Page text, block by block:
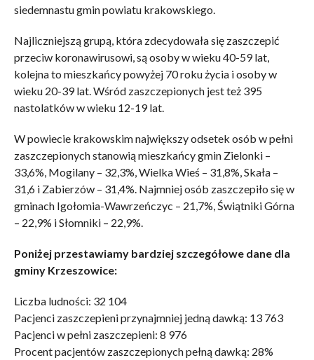
siedemnastu gmin powiatu krakowskiego.
Najliczniejszą grupą, która zdecydowała się zaszczepić
przeciw koronawirusowi, są osoby w wieku 40-59 lat,
kolejna to mieszkańcy powyżej 70 roku życia i osoby w
wieku 20-39 lat. Wśród zaszczepionych jest też 395
nastolatków w wieku 12-19 lat.
W powiecie krakowskim największy odsetek osób w pełni
zaszczepionych stanowią mieszkańcy gmin Zielonki –
33,6%, Mogilany – 32,3%, Wielka Wieś – 31,8%, Skała –
31,6 i Zabierzów – 31,4%. Najmniej osób zaszczepiło się w
gminach Igołomia-Wawrzeńczyc – 21,7%, Świątniki Górna
– 22,9% i Słomniki – 22,9%.
Poniżej przestawiamy bardziej szczegółowe dane dla
gminy Krzeszowice:
Liczba ludności: 32 104
Pacjenci zaszczepieni przynajmniej jedną dawką: 13 763
Pacjenci w pełni zaszczepieni: 8 976
Procent pacjentów zaszczepionych pełną dawką: 28%